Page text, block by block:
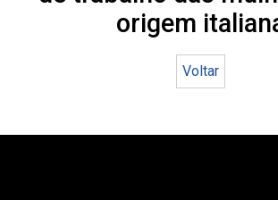
origem
Voltar